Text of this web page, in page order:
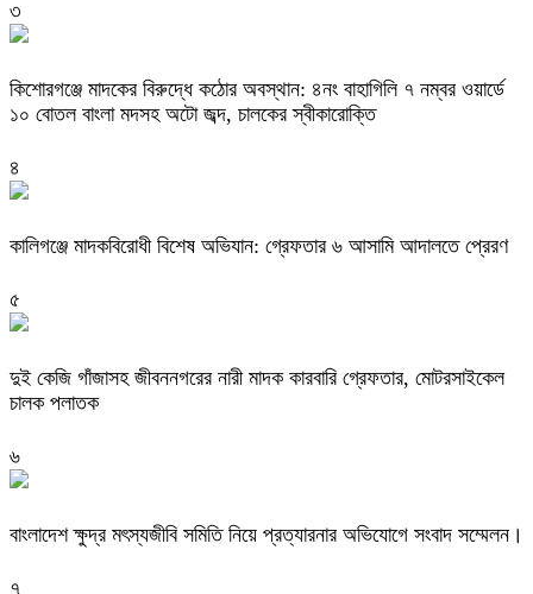
৩
কিশোরগঞ্জে মাদকের বিরুদ্ধে কঠোর অবস্থান: ৪নং বাহাগিলি ৭ নম্বর ওয়ার্ডে
১০ বোতল বাংলা মদসহ অটো জব্দ, চালকের স্বীকারোক্তি
৪
কালিগঞ্জে মাদকবিরোধী বিশেষ অভিযান: গ্রেফতার ৬ আসামি আদালতে প্রেরণ
৫
দুই কেজি গাঁজাসহ জীবননগরের নারী মাদক কারবারি গ্রেফতার, মোটরসাইকেল
চালক পলাতক
৬
বাংলাদেশ ক্ষুদ্র মৎস্যজীবি সমিতি নিয়ে প্রত্যারনার অভিযোগে সংবাদ সম্মেলন।
৭